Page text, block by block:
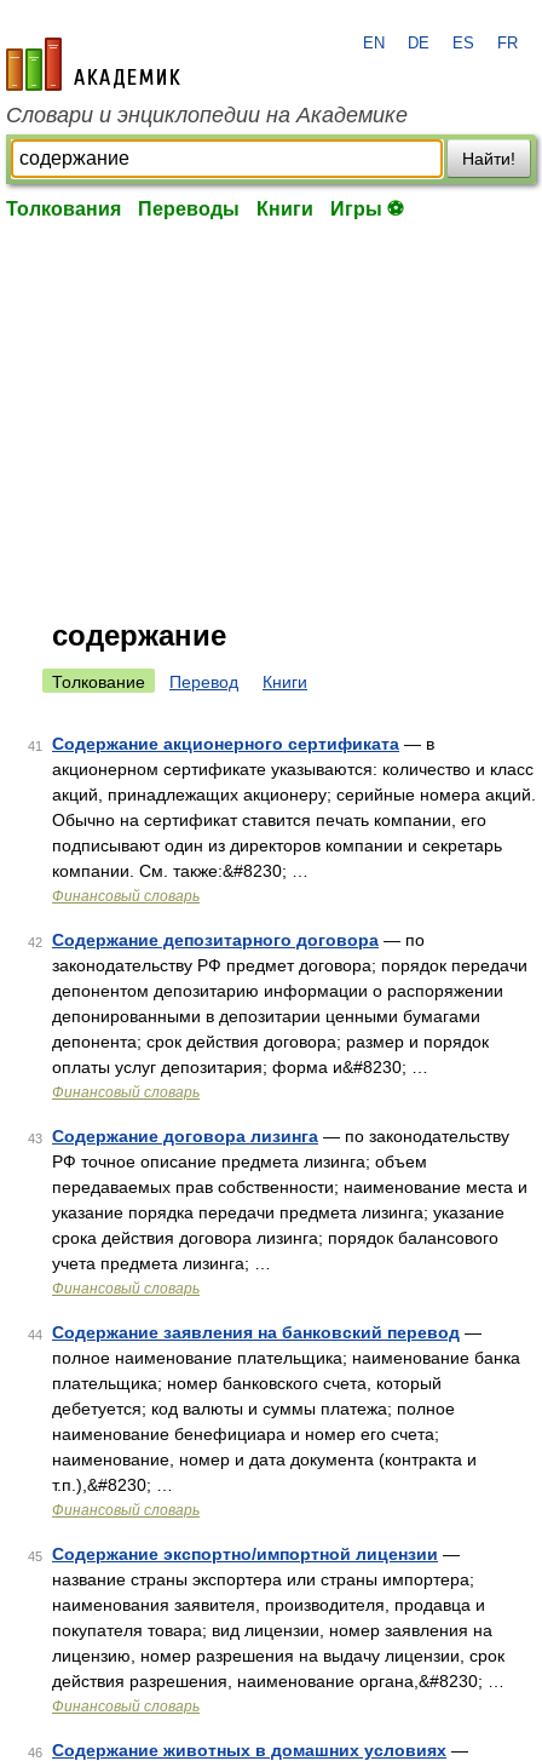
academic.ru
EN DE ES FR
Словари и энциклопедии на Академике
Найти!
Толкования Переводы Книги Игры ⚽
содержание
Толкование Перевод Книги
41 Содержание акционерного сертификата — в
акционерном сертификате указываются: количество и класс
акций, принадлежащих акционеру; серийные номера акций.
Обычно на сертификат ставится печать компании, его
подписывают один из директоров компании и секретарь
компании. См. также:&#8230; …
Финансовый словарь
42 Содержание депозитарного договора — по
законодательству РФ предмет договора; порядок передачи
депонентом депозитарию информации о распоряжении
депонированными в депозитарии ценными бумагами
депонента; срок действия договора; размер и порядок
оплаты услуг депозитария; форма и&#8230; …
Финансовый словарь
43 Содержание договора лизинга — по законодательству
РФ точное описание предмета лизинга; объем
передаваемых прав собственности; наименование места и
указание порядка передачи предмета лизинга; указание
срока действия договора лизинга; порядок балансового
учета предмета лизинга; …
Финансовый словарь
44 Содержание заявления на банковский перевод —
полное наименование плательщика; наименование банка
плательщика; номер банковского счета, который
дебетуется; код валюты и суммы платежа; полное
наименование бенефициара и номер его счета;
наименование, номер и дата документа (контракта и
т.п.),&#8230; …
Финансовый словарь
45 Содержание экспортно/импортной лицензии —
название страны экспортера или страны импортера;
наименования заявителя, производителя, продавца и
покупателя товара; вид лицензии, номер заявления на
лицензию, номер разрешения на выдачу лицензии, срок
действия разрешения, наименование органа,&#8230; …
Финансовый словарь
46 Содержание животных в домашних условиях —